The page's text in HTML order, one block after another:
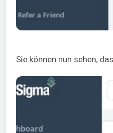
Sie können nun sehen,